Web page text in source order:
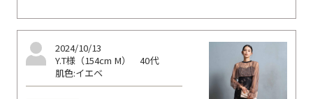
2024/10/13
Y.T様（154cm M）40代
肌色:イエベ